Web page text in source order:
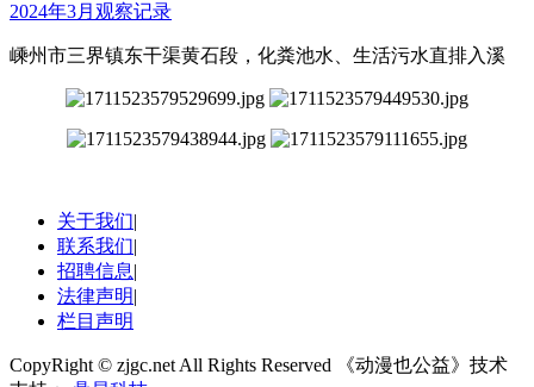
2024年3月观察记录
嵊州市三界镇东干渠黄石段，化粪池水、生活污水直排入溪
关于我们|
联系我们|
招聘信息|
法律声明|
栏目声明
CopyRight © zjgc.net All Rights Reserved 《动漫也公益》技术